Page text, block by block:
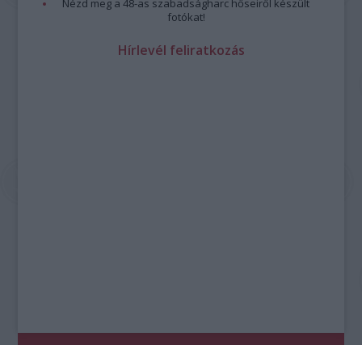
Nézd meg a 48-as szabadságharc hőseiről készült
fotókat!
Hírlevél feliratkozás